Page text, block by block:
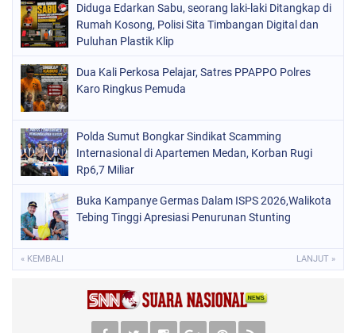
Diduga Edarkan Sabu, seorang laki-laki Ditangkap di
Rumah Kosong, Polisi Sita Timbangan Digital dan
Puluhan Plastik Klip
Dua Kali Perkosa Pelajar, Satres PPAPPO Polres
Karo Ringkus Pemuda
Polda Sumut Bongkar Sindikat Scamming
Internasional di Apartemen Medan, Korban Rugi
Rp6,7 Miliar
Buka Kampanye Germas Dalam ISPS 2026,Walikota
Tebing Tinggi Apresiasi Penurunan Stunting
« KEMBALI LANJUT »